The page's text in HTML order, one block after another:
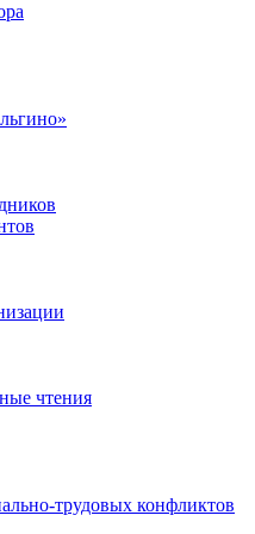
чтения
трудовых конфликтов